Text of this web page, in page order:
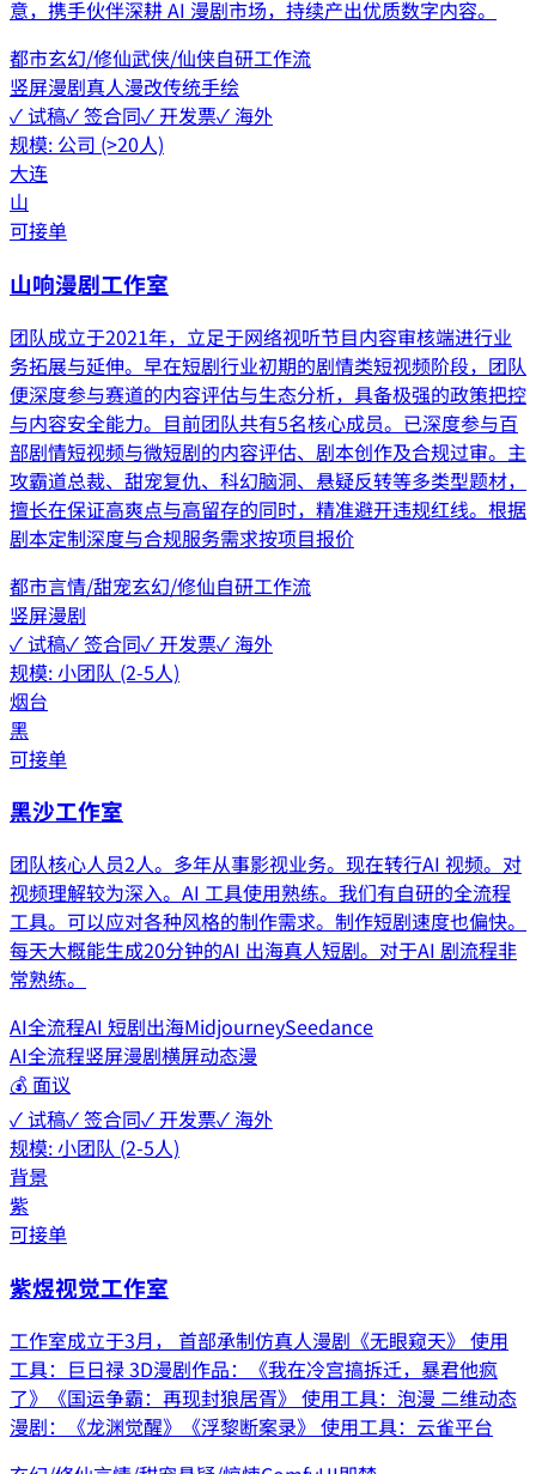
意，携手伙伴深耕 AI 漫剧市场，持续产出优质数字内容。
都市玄幻/修仙武侠/仙侠自研工作流
竖屏漫剧真人漫改传统手绘
✓ 试稿✓ 签合同✓ 开发票✓ 海外
规模: 公司 (>20人)
大连
山
可接单
山响漫剧工作室
团队成立于2021年，立足于网络视听节目内容审核端进行业
务拓展与延伸。早在短剧行业初期的剧情类短视频阶段，团队
便深度参与赛道的内容评估与生态分析，具备极强的政策把控
与内容安全能力。目前团队共有5名核心成员。已深度参与百
部剧情短视频与微短剧的内容评估、剧本创作及合规过审。主
攻霸道总裁、甜宠复仇、科幻脑洞、悬疑反转等多类型题材，
擅长在保证高爽点与高留存的同时，精准避开违规红线。根据
剧本定制深度与合规服务需求按项目报价
都市言情/甜宠玄幻/修仙自研工作流
竖屏漫剧
✓ 试稿✓ 签合同✓ 开发票✓ 海外
规模:小团队 (2-5人)
烟台
黑
可接单
黑沙工作室
团队核心人员2人。多年从事影视业务。现在转行AI 视频。对
视频理解较为深入。AI 工具使用熟练。我们有自研的全流程
工具。可以应对各种风格的制作需求。制作短剧速度也偏快。
每天大概能生成20分钟的AI 出海真人短剧。对于AI 剧流程非
常熟练。
AI全流程AI 短剧出海MidjourneySeedance
AI全流程竖屏漫剧横屏动态漫
💰 面议
✓ 试稿✓ 签合同✓ 开发票✓ 海外
规模:小团队 (2-5人)
背景
紫
可接单
紫煜视觉工作室
工作室成立于3月， 首部承制仿真人漫剧《无眼窥天》 使用
工具：巨日禄 3D漫剧作品：《我在冷宫搞拆迁，暴君他疯
了》《国运争霸：再现封狼居胥》 使用工具：泡漫 二维动态
漫剧：《龙渊觉醒》《浮黎断案录》 使用工具：云雀平台